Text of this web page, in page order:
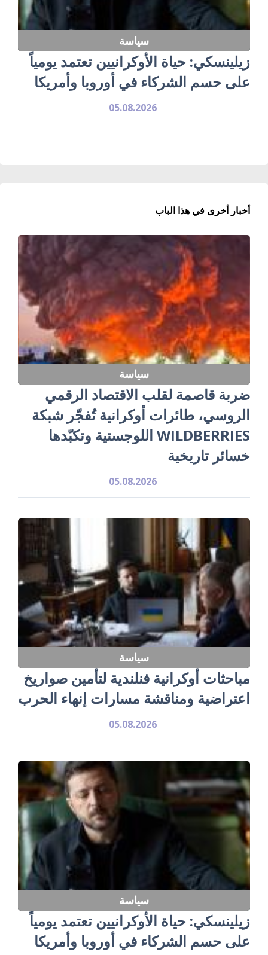
سياسة
زيلينسكي: حياة الأوكرانيين تعتمد يومياً
على حسم الشركاء في أوروبا وأمريكا
05.08.2026
أخبار أخرى في هذا الباب
سياسة
ضربة قاصمة لقلب الاقتصاد الرقمي
الروسي، طائرات أوكرانية تُفجّر شبكة
WILDBERRIES اللوجستية وتكبّدها
خسائر تاريخية
05.08.2026
سياسة
مباحثات أوكرانية فنلندية لتأمين صواريخ
اعتراضية ومناقشة مسارات إنهاء الحرب
05.08.2026
سياسة
زيلينسكي: حياة الأوكرانيين تعتمد يومياً
على حسم الشركاء في أوروبا وأمريكا